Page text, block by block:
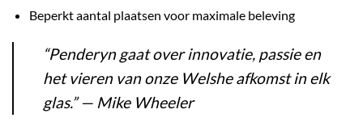
Beperkt aantal plaatsen voor maximale beleving
“Penderyn gaat over innovatie, passie en
het vieren van onze Welshe afkomst in elk
glas.” — Mike Wheeler